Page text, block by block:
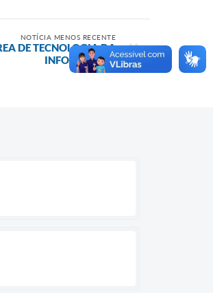
NOTÍCIA MENOS RECENTE
DE TECNOLOGIA DA
INFORMAÇÃO